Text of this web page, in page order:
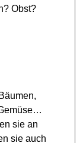
Obst?
sie an
sie auch